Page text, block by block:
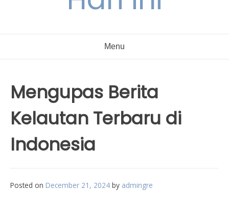
Menu
Mengupas Berita
Kelautan Terbaru di
Indonesia
Posted on December 21, 2024 by admingre